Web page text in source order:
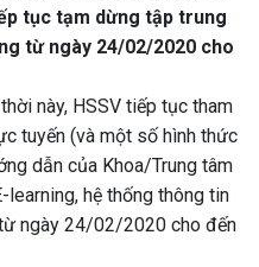
tục tạm dừng tập trung
từ ngày 24/02/2020 cho
này, HSSV tiếp tục tham
tuyến (và một số hình thức
dẫn của Khoa/Trung tâm
learning, hệ thống thông tin
ngày 24/02/2020 cho đến